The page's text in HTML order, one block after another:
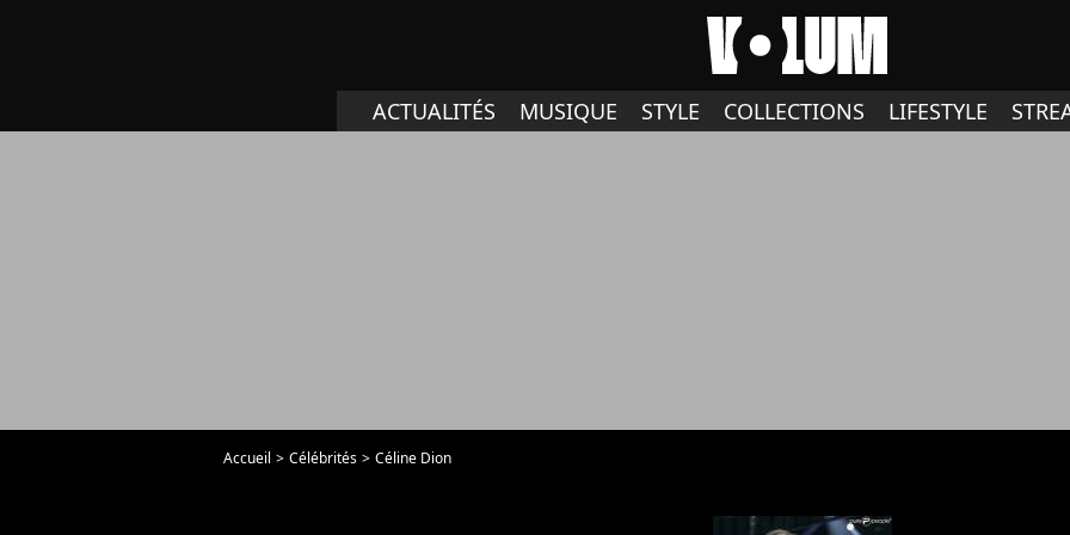
ACTUALITÉS MUSIQUE STYLE COLLECTIONS LIFESTYLE
Accueil Célébrités Céline Dion